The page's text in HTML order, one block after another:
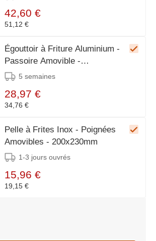
42,60 €
51,12 €
Égouttoir à Friture Aluminium -
Passoire Amovible -
Ø400x170(h)mm
5 semaines
28,97 €
34,76 €
Pelle à Frites Inox - Poignées
Amovibles - 200x230mm
1-3 jours ouvrés
15,96 €
19,15 €